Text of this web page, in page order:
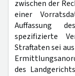
zwischen der
einer
Auffassung
spezifizierte
Straftaten sei
des